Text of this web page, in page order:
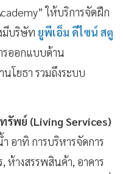
ให้บริการจัดฝึก
มีบริษัท ยูพีเอ็ม ดีไซน์ สตู
รออกแบบด้าน
นโยธา รวมถึงระบบ
รัพย์ (Living Services)
อาทิ การบริหารจัดการ
ห้างสรรพสินค้า, อาคาร